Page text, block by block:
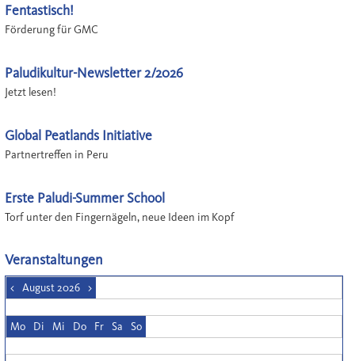
Fentastisch!
Förderung für GMC
Paludikultur-Newsletter 2/2026
Jetzt lesen!
Global Peatlands Initiative
Partnertreffen in Peru
Erste Paludi-Summer School
Torf unter den Fingernägeln, neue Ideen im Kopf
Veranstaltungen
< August 2026 >
Mo Di Mi Do Fr Sa So